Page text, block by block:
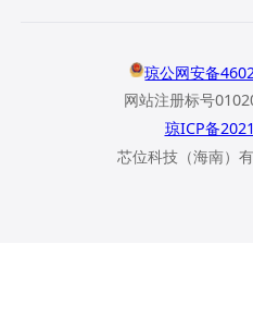
琼公网安备
网站注册标号
琼ICP备
芯位科技（海南）